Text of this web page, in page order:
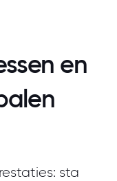
en
sta